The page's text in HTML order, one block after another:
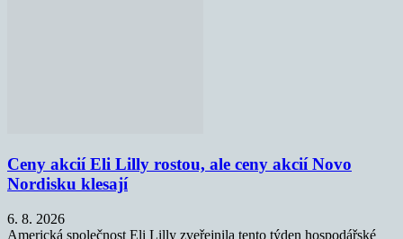
Ceny akcií Eli Lilly rostou, ale ceny akcií Novo
Nordisku klesají
6. 8. 2026
Americká společnost Eli Lilly zveřejnila tento týden hospodářské